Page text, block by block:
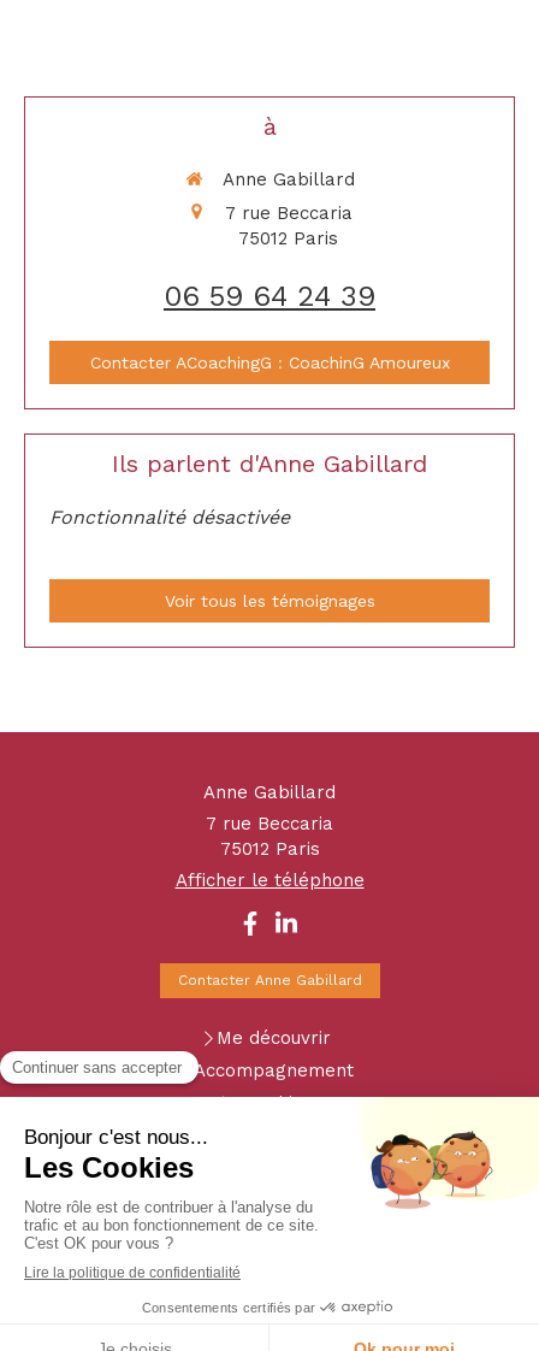
à
Anne Gabillard
7 rue Beccaria
75012 Paris
06 59 64 24 39
Contacter ACoachingG : CoachinG Amoureux
Ils parlent d'Anne Gabillard
Fonctionnalité désactivée
Voir tous les témoignages
Anne Gabillard
7 rue Beccaria
75012 Paris
Afficher le téléphone
Contacter Anne Gabillard
Me découvrir
Accompagnement
Coaching
Plan du site
Mentions légales